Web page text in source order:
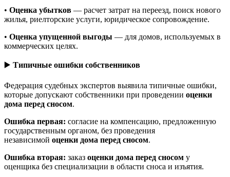
• Оценка убытков — расчет затрат на переезд, поиск нового
жилья, риелторские услуги, юридическое сопровождение.
• Оценка упущенной выгоды — для домов, используемых в
коммерческих целях.
▶️ Типичные ошибки собственников
Федерация судебных экспертов выявила типичные ошибки,
которые допускают собственники при проведении оценки
дома перед сносом.
Ошибка первая: согласие на компенсацию, предложенную
государственным органом, без проведения
независимой оценки дома перед сносом.
Ошибка вторая: заказ оценки дома перед сносом у
оценщика без специализации в области сноса и изъятия.